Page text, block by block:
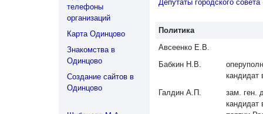
телефоны
организаций
Карта Одинцово
Знакомства в
Одинцово
Создание сайтов в
Одинцово
Депутаты городского совета
Политика
Авсеенко Е.В.
Бабкин Н.В.
кандидат
Галдин А.П.
зам. ген.
кандидат